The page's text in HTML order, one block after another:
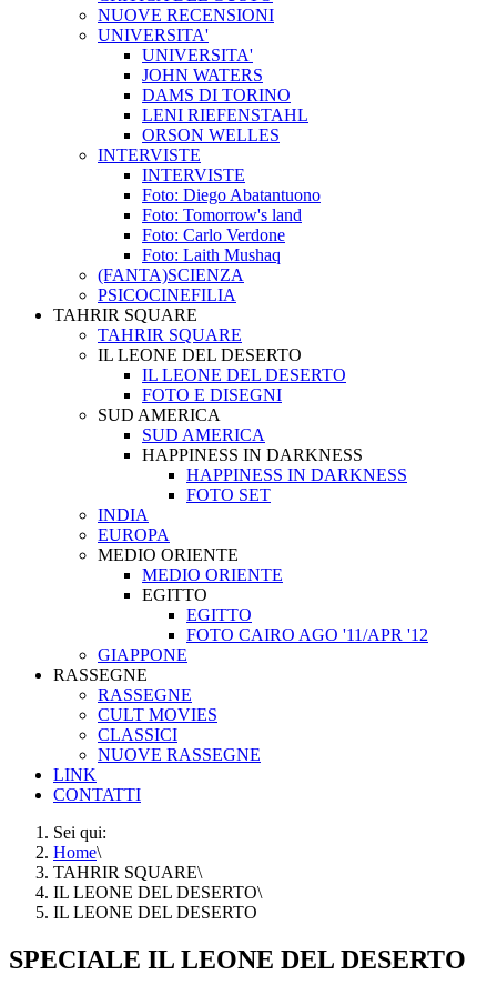
NUOVE RECENSIONI
UNIVERSITA'
UNIVERSITA'
JOHN WATERS
DAMS DI TORINO
LENI RIEFENSTAHL
ORSON WELLES
INTERVISTE
INTERVISTE
Foto: Diego Abatantuono
Foto: Tomorrow's land
Foto: Carlo Verdone
Foto: Laith Mushaq
(FANTA)SCIENZA
PSICOCINEFILIA
TAHRIR SQUARE
TAHRIR SQUARE
IL LEONE DEL DESERTO
IL LEONE DEL DESERTO
FOTO E DISEGNI
SUD AMERICA
SUD AMERICA
HAPPINESS IN DARKNESS
HAPPINESS IN DARKNESS
FOTO SET
INDIA
EUROPA
MEDIO ORIENTE
MEDIO ORIENTE
EGITTO
EGITTO
FOTO CAIRO AGO '11/APR '12
GIAPPONE
RASSEGNE
RASSEGNE
CULT MOVIES
CLASSICI
NUOVE RASSEGNE
LINK
CONTATTI
Sei qui:
Home\
TAHRIR SQUARE\
IL LEONE DEL DESERTO\
IL LEONE DEL DESERTO
SPECIALE IL LEONE DEL DESERTO